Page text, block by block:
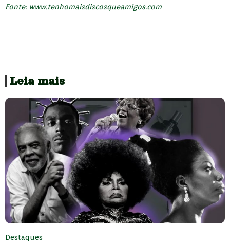
Fonte: www.tenhomaisdiscosqueamigos.com
Leia mais
Destaques